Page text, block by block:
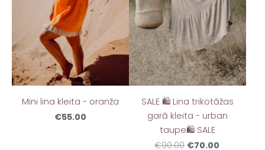
Mini lina kleita - oranža
€55.00
SALE 🛍️ Lina trikotāžas
garā kleita - urban
taupe🛍️ SALE
€90.00 €70.00